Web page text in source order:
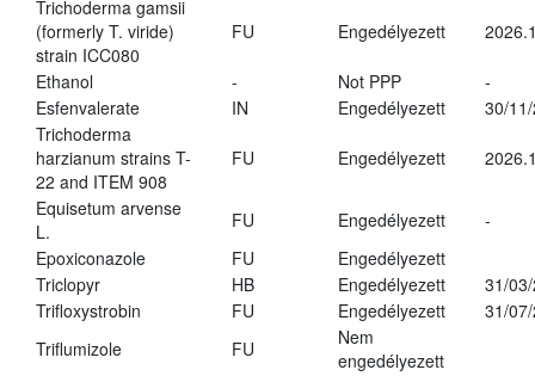
Trichoderma gamsii
(formerly T. viride)
strain ICC080
FU Engedélyezett
Ethanol - Not PPP
-
Esfenvalerate
IN Engedélyezett
30/
Trichoderma
harzianum strains T-
22 and ITEM 908
FU Engedélyezett
Equisetum arvense
L.
FU Engedélyezett
-
Epoxiconazole
FU
Engedélyezett
Triclopyr
HB Engedélyezett
31/
Trifloxystrobin
FU Engedélyezett
31/
Triflumizole
FU
Nem
engedélyezett